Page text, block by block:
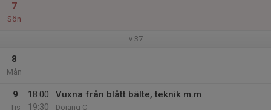
7
Sön
v.37
8
Mån
9
Tis
18:00
19:30
Vuxna från blått bälte, teknik m.m
Dojang C